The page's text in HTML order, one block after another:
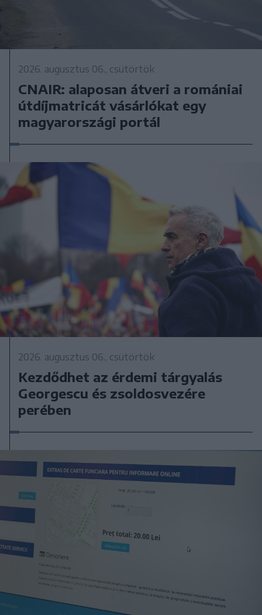
2026. augusztus 06., csütörtök
CNAIR: alaposan átveri a romániai
útdíjmatricát vásárlókat egy
magyarországi portál
2026. augusztus 06., csütörtök
Kezdődhet az érdemi tárgyalás
Georgescu és zsoldosvezére
perében